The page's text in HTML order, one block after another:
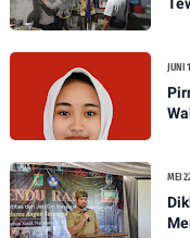
JUNI
MEI